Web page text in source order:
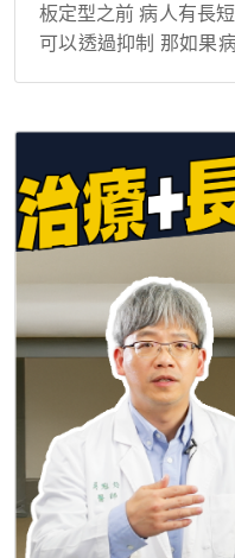
板定型之前 病人有長
可以透過抑制 那如果